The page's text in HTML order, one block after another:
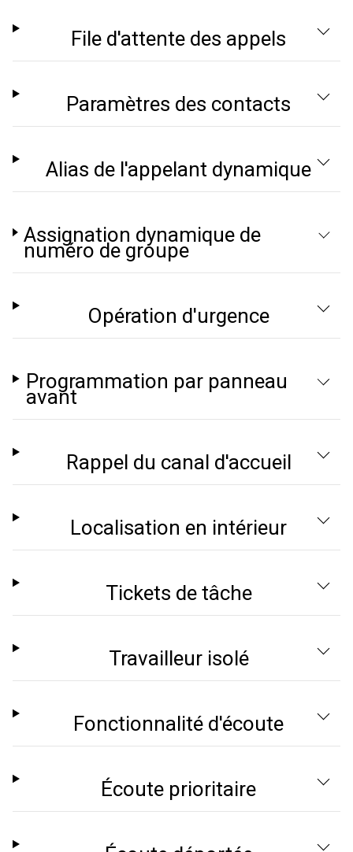
File d'attente des appels
Paramètres des contacts
Alias de l'appelant dynamique
Assignation dynamique de
numéro de groupe
Opération d'urgence
Programmation par panneau
avant
Rappel du canal d'accueil
Localisation en intérieur
Tickets de tâche
Travailleur isolé
Fonctionnalité d'écoute
Écoute prioritaire